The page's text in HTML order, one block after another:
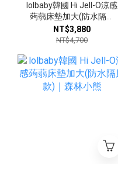
lolbaby韓國 Hi Jell-O涼感
蒟蒻床墊加大(防水隔尿
款)｜皇冠兔兔
NT$3,880
NT$4,700